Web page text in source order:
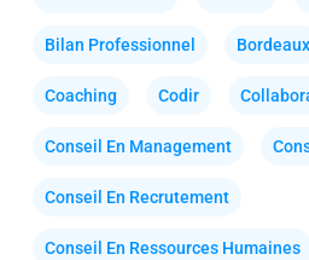
Bilan Professionnel Bordeaux
Coaching Codir
Conseil En Management
Conseil En Recrutement
Conseil En Ressources Humaines